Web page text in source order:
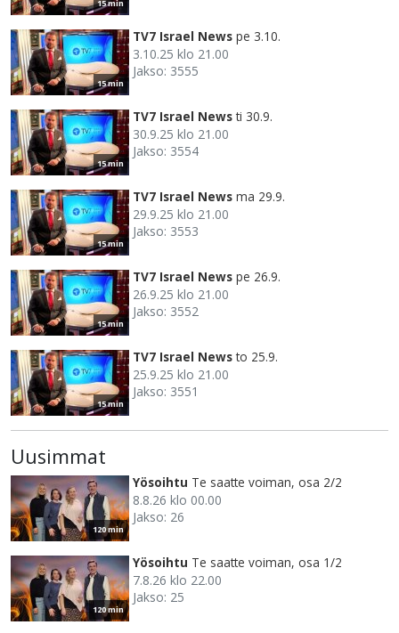
15 min
15 min
TV7 Israel News pe 3.10.
3.10.25 klo 21.00
Jakso: 3555
15 min
TV7 Israel News ti 30.9.
30.9.25 klo 21.00
Jakso: 3554
15 min
TV7 Israel News ma 29.9.
29.9.25 klo 21.00
Jakso: 3553
15 min
TV7 Israel News pe 26.9.
26.9.25 klo 21.00
Jakso: 3552
15 min
TV7 Israel News to 25.9.
25.9.25 klo 21.00
Jakso: 3551
Uusimmat
120 min
Yösoihtu Te saatte voiman, osa 2/2
8.8.26 klo 00.00
Jakso: 26
120 min
Yösoihtu Te saatte voiman, osa 1/2
7.8.26 klo 22.00
Jakso: 25